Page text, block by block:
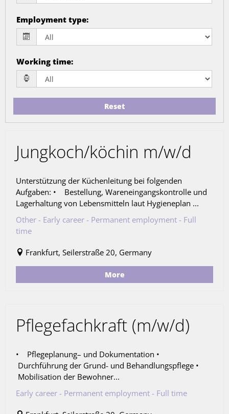
Employment type:
Working time:
Reset
Jungkoch/köchin m/w/d
Unterstützung der Küchenleitung bei folgenden
Aufgaben: • Bestellung, Wareneingangskontrolle und
Lagerhaltung von Lebensmitteln laut Hygieneplan ...
Other - Early career - Permanent employment - Full
time
Frankfurt, Seilerstraße 20, Germany
More
Pflegefachkraft (m/w/d)
• Pflegeplanung– und Dokumentation •
Durchführung der Grund- und Behandlungspflege •
Mobilisation der Bewohner...
Early career - Permanent employment - Full time